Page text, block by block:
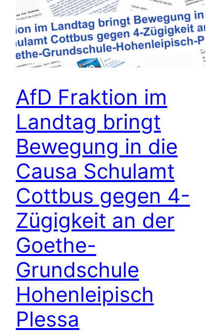
AfD Fraktion im
Landtag bringt
Bewegung in die
Causa Schulamt
Cottbus gegen 4-
Zügigkeit an der
Goethe-
Grundschule
Hohenleipisch
Plessa